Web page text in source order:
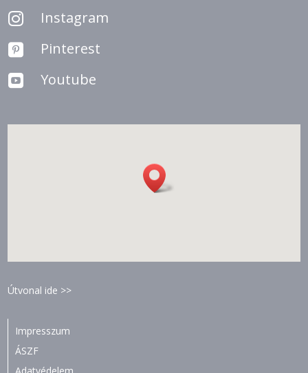
 Instagram
 Pinterest
 Youtube
Útvonal ide >>
Impresszum
ÁSZF
Adatvédelem